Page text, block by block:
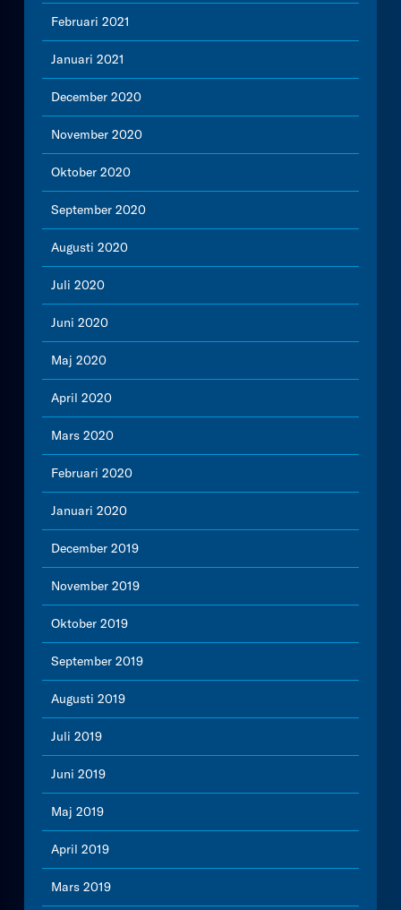
Februari 2021
Januari 2021
December 2020
November 2020
Oktober 2020
September 2020
Augusti 2020
Juli 2020
Juni 2020
Maj 2020
April 2020
Mars 2020
Februari 2020
Januari 2020
December 2019
November 2019
Oktober 2019
September 2019
Augusti 2019
Juli 2019
Juni 2019
Maj 2019
April 2019
Mars 2019